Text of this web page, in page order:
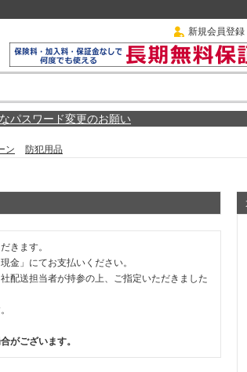
新規会員登録
パスワード変更のお願い
ン 防犯用品
きます。
金」にてお支払いください。
配送担当者が持参の上、ご指定いただきました
がございます。